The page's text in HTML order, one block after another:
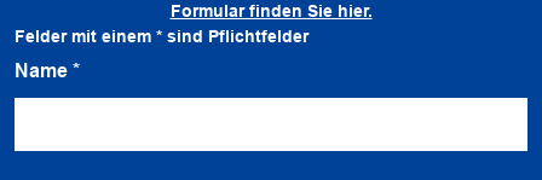
Formular finden Sie hier.
Felder mit einem * sind Pflichtfelder
Name *